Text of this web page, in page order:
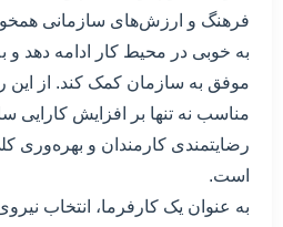
فرهنگ و ارزش‌های سازمانی
به خوبی در محیط کار ادامه دهد
موفق به سازمان کمک کند. از این
مناسب نه تنها بر افزایش کارایی
رضایتمندی کارمندان و بهره‌وری
است.
به عنوان یک کارفرما، انتخاب